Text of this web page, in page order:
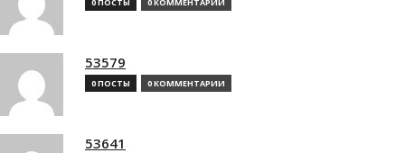
53579
0 ПОСТЫ 0 КОММЕНТАРИИ
53641